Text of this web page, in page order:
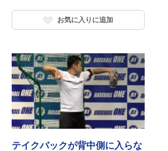
お気に入りに追加
テイクバックが背中側に入らな